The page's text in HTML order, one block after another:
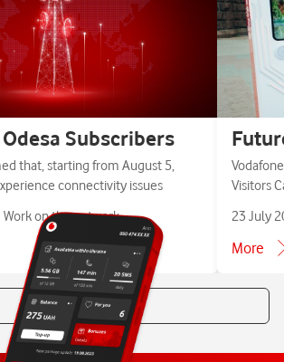
Subscribers
that, starting from August 5,
connectivity issues
Work on the network
Visitors
23 July
More
All news